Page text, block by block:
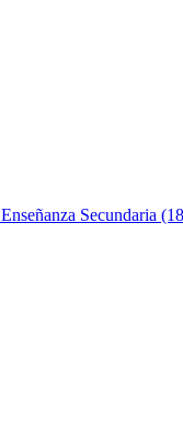
Secundaria